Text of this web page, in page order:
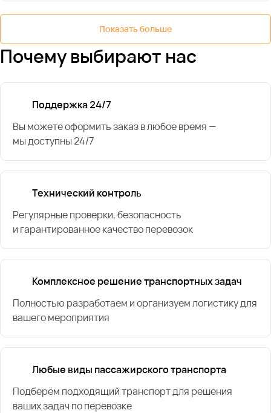
Показать больше
Почему выбирают нас
Поддержка 24/7
Вы можете оформить заказ в любое время —
мы доступны 24/7
Технический контроль
Регулярные проверки, безопасность
и гарантированное качество перевозок
Комплексное решение транспортных задач
Полностью разработаем и организуем логистику для
вашего мероприятия
Любые виды пассажирского транспорта
Подберём подходящий транспорт для решения
ваших задач по перевозке